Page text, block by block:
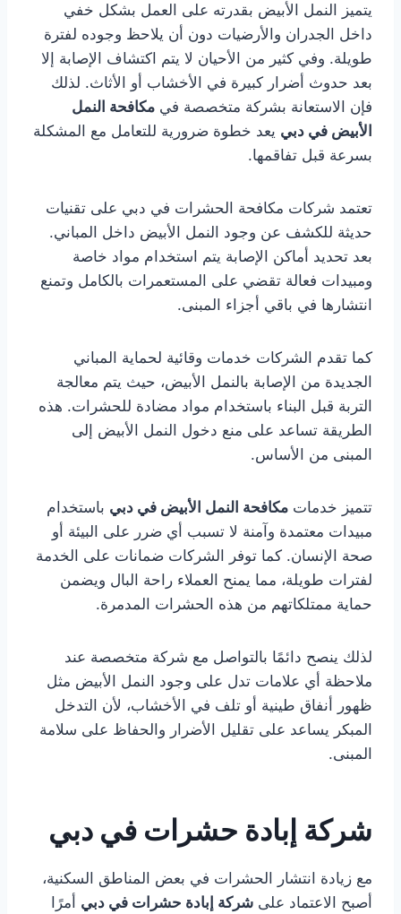
يتميز النمل الأبيض بقدرته على العمل بشكل خفي
داخل الجدران والأرضيات دون أن يلاحظ وجوده لفترة
طويلة. وفي كثير من الأحيان لا يتم اكتشاف الإصابة إلا
بعد حدوث أضرار كبيرة في الأخشاب أو الأثاث. لذلك
فإن الاستعانة بشركة متخصصة في مكافحة النمل
الأبيض في دبي يعد خطوة ضرورية للتعامل مع المشكلة
بسرعة قبل تفاقمها.
تعتمد شركات مكافحة الحشرات في دبي على تقنيات
حديثة للكشف عن وجود النمل الأبيض داخل المباني.
بعد تحديد أماكن الإصابة يتم استخدام مواد خاصة
ومبيدات فعالة تقضي على المستعمرات بالكامل وتمنع
انتشارها في باقي أجزاء المبنى.
كما تقدم الشركات خدمات وقائية لحماية المباني
الجديدة من الإصابة بالنمل الأبيض، حيث يتم معالجة
التربة قبل البناء باستخدام مواد مضادة للحشرات. هذه
الطريقة تساعد على منع دخول النمل الأبيض إلى
المبنى من الأساس.
تتميز خدمات مكافحة النمل الأبيض في دبي باستخدام
مبيدات معتمدة وآمنة لا تسبب أي ضرر على البيئة أو
صحة الإنسان. كما توفر الشركات ضمانات على الخدمة
لفترات طويلة، مما يمنح العملاء راحة البال ويضمن
حماية ممتلكاتهم من هذه الحشرات المدمرة.
لذلك ينصح دائمًا بالتواصل مع شركة متخصصة عند
ملاحظة أي علامات تدل على وجود النمل الأبيض مثل
ظهور أنفاق طينية أو تلف في الأخشاب، لأن التدخل
المبكر يساعد على تقليل الأضرار والحفاظ على سلامة
المبنى.
شركة إبادة حشرات في دبي
مع زيادة انتشار الحشرات في بعض المناطق السكنية،
أصبح الاعتماد على شركة إبادة حشرات في دبي أمرًا